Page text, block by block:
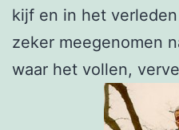
kijf en in het verleden
zeker meegenomen
waar het vollen,